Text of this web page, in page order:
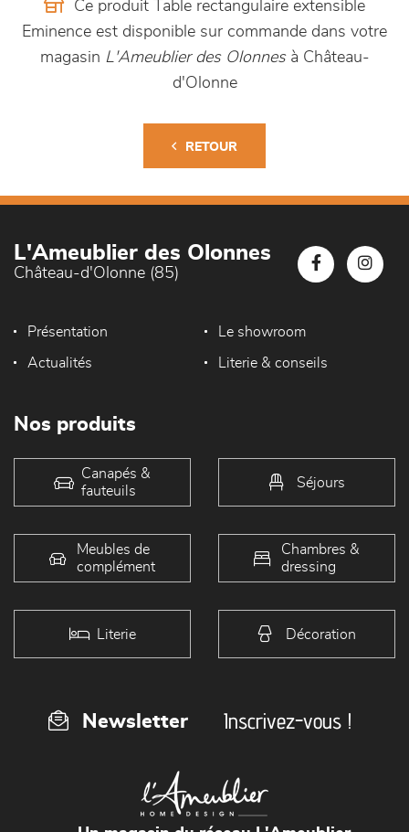
Ce produit Table rectangulaire extensible
Eminence est disponible sur commande dans votre
magasin L'Ameublier des Olonnesà Château-
d'Olonne
RETOUR
L'Ameublier des Olonnes
Château-d'Olonne (85)
Présentation Le showroom
Actualités Literie & conseils
Nos produits
Canapés &
fauteuils
Séjours
Meubles de
complément
Chambres &
dressing
Literie Décoration
Newsletter Inscrivez-vous !